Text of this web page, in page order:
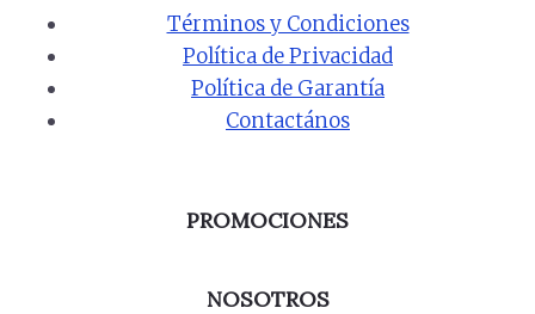
Términos y Condiciones
Política de Privacidad
Política de Garantía
Contactános
PROMOCIONES
NOSOTROS